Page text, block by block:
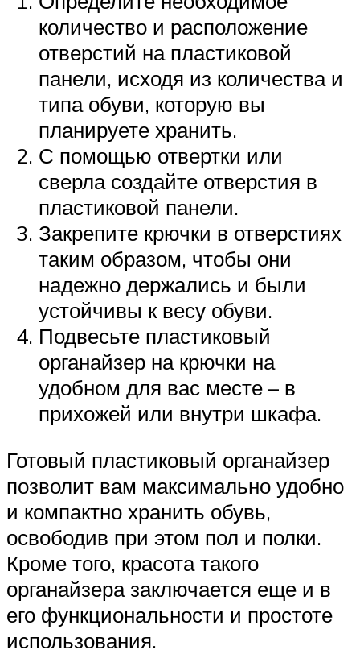
количество и расположение
отверстий на пластиковой
панели, исходя из количества и
типа обуви, которую вы
планируете хранить.
С помощью отвертки или
сверла создайте отверстия в
пластиковой панели.
Закрепите крючки в отверстиях
таким образом, чтобы они
надежно держались и были
устойчивы к весу обуви.
Подвесьте пластиковый
органайзер на крючки на
удобном для вас месте – в
прихожей или внутри шкафа.
Готовый пластиковый органайзер
позволит вам максимально удобно
и компактно хранить обувь,
освободив при этом пол и полки.
Кроме того, красота такого
органайзера заключается еще и в
его функциональности и простоте
использования.